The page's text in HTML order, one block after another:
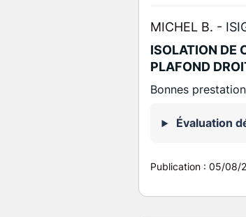
MICHEL B. -
ISOLATION DE
PLAFOND
Bonnes
Évaluation
Publication :05/08/